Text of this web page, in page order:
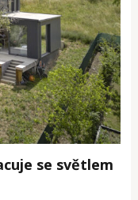
se světlem